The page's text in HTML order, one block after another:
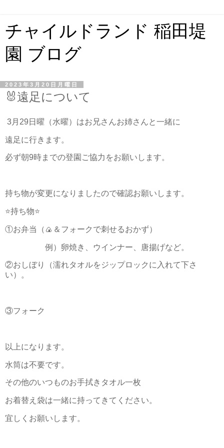
チャイルドランド 稲田堤
園 ブログ
2023年3月20日月曜日
🐰遠足について
3月29日曜（水曜）はお兄さんお姉さんと一緒に
遠足に行きます。
必ず朝9時までの登園ご協力をお願いします。
持ち物が変更になりましたので確認お願いします。
⭐️持ち物⭐️
①お弁当（🍙＆フォークで刺せるおかず）
例）卵焼き、ウインナー、唐揚げなど。
②おしぼり（濡れタオルをジップロックに入れて下さ
い）。
③フォーク
以上になります。
水筒は不要です。
その他のいつものお手拭きタオル一枚
お着替え袋は一緒に持ってきてください。
宜しくお願いします。